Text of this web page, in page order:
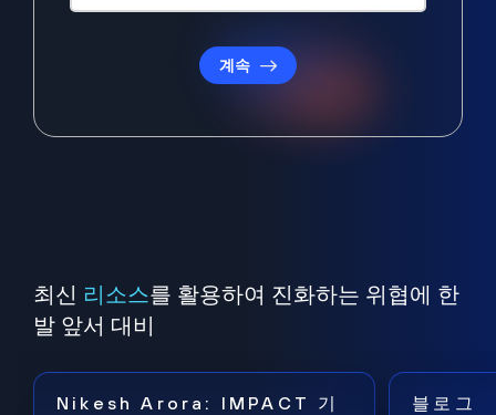
계속
최신 리소스를 활용하여 진화하는 위협에 한
발 앞서 대비
Nikesh Arora: IMPACT 기
블로그